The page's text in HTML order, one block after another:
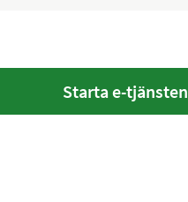
Starta e-tjänsten